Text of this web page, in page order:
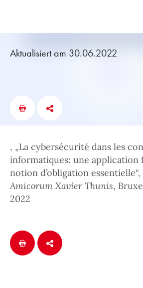
Aktualisiert am 30.06.2022
, „La cybersécurité dans les
informatiques: une application
notion d’obligation
Amicorum Xavier Thunis,
2022